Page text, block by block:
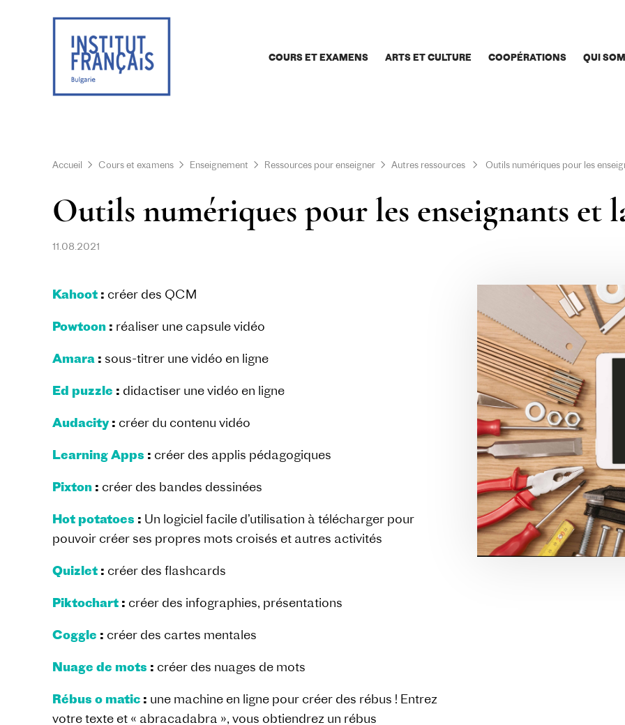
COURS ET EXAMENS ARTS ET CULTURE COOPÉRATIONS QUI
Accueil Cours et examens Enseignement Ressources pour enseigner Autres ressources Outils numériques pour les
Outils numériques pour les enseignants et
11.08.2021
Kahoot : créer des QCM
Powtoon : réaliser une capsule vidéo
Amara : sous-titrer une vidéo en ligne
Ed puzzle : didactiser une vidéo en ligne
Audacity: créer du contenu vidéo
Learning Apps : créer des applis pédagogiques
Pixton : créer des bandes dessinées
Hot potatoes : Un logiciel facile d’utilisation à télécharger pour
pouvoir créer ses propres mots croisés et autres activités
Quizlet : créer des flashcards
Piktochart : créer des infographies, présentations
Coggle : créer des cartes mentales
Nuage de mots : créer des nuages de mots
Rébus o matic : une machine en ligne pour créer des rébus ! Entrez
votre texte et « abracadabra », vous obtiendrez un rébus